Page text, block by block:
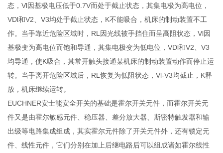
态，Vl因基极电压低于0.7V而处于截止状态，其集电极为高电位，
VDl和V2、V3均处于截止状态，K不能吸合，机床的制动装置不工
作。当手靠近危险区域时，RL因光线被手挡住而呈高阻状态，Vl因
基极变为高电位而饱和导通，其集电极变为低电位，VDl和V2、V3
均导通，使K吸合，其常开触头接通某机床的制动装置动作而停止运
转。当手离开危险区域后，RL恢复为低阻状态，Vl-V3均截止，K释
放，机床继续运转。
EUCHNER安士能安全开关的基础是霍尔开关元件，而霍尔开关元
件又是由霍尔敏感元件、稳压器、差分放大器、斯密特触发器和输
出级等电路集成组成，其实霍尔元件除了开关元件外，还有锁定元
件、线性元件，它们分别在加上后继电路后可以组成诸如霍尔线性